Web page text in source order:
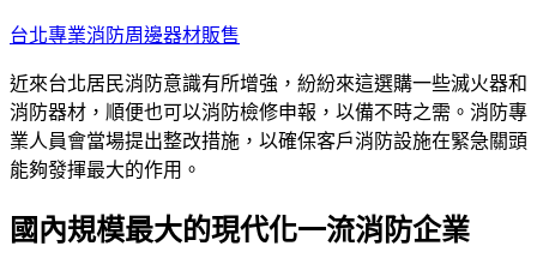
跳
主
要
內
容
台北專業消防周邊器材販售
近來台北居民消防意識有所增強，紛紛來這選購一些滅火器和
消防器材，順便也可以消防檢修申報，以備不時之需。消防專
業人員會當場提出整改措施，以確保客戶消防設施在緊急關頭
能夠發揮最大的作用。
國內規模最大的現代化一流消防企業